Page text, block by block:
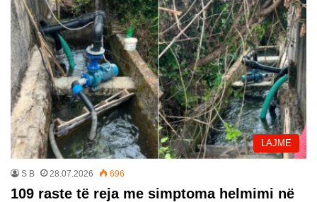
LAJME
S B 28.07.2026 696
109 raste të reja me simptoma helmimi në